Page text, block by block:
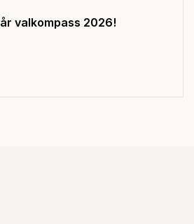
valkompass 2026!